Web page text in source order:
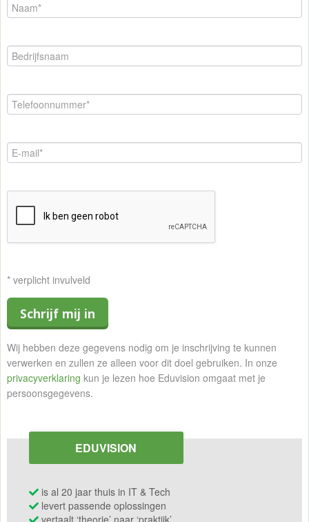
* verplicht invulveld
Schrijf mij in
Wij hebben deze gegevens nodig om je inschrijving te kunnen
verwerken en zullen ze alleen voor dit doel gebruiken. In onze
privacyverklaring kun je lezen hoe Eduvision omgaat met je
persoonsgegevens.
EDUVISION
is al 20 jaar thuis in IT & Tech
levert passende oplossingen
vertaalt ‘theorie’ naar ‘praktijk’